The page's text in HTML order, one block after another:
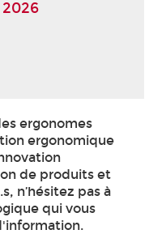
ergonomes
ergonomique
de produits et
n’hésitez pas à
qui vous